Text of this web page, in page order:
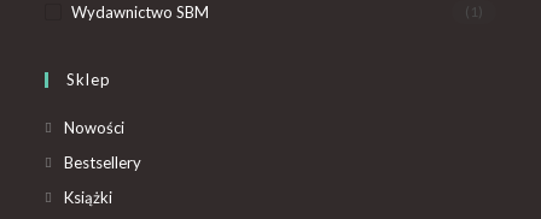
Wydawnictwo SBM (1)
Sklep
Nowości
Bestsellery
Książki